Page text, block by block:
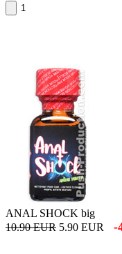
ANAL SHOCK big
10.90 EUR 5.90 EUR -